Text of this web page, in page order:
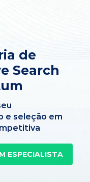
de
Search
e seleção em
ESPECIALISTA